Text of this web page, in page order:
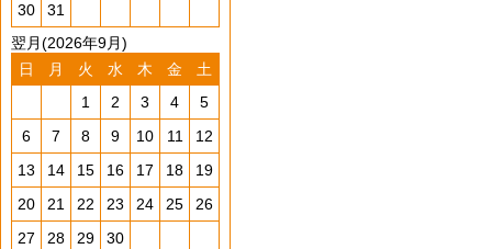
30
31
翌月(2026年9月)
日
月 火 水 木 金
土
1
2 3 4
5
6
7 8 9 10 11
12
13
14 15 16 17 18
19
20
21 22 23 24 25
26
27
28 29
30